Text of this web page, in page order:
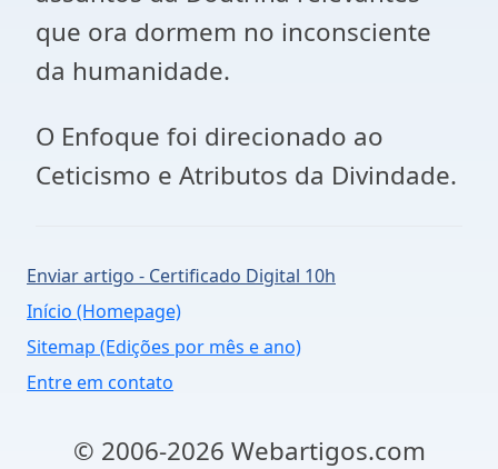
que ora dormem no inconsciente
da humanidade.
O Enfoque foi direcionado ao
Ceticismo e Atributos da Divindade.
Enviar artigo - Certificado Digital 10h
Início (Homepage)
Sitemap (Edições por mês e ano)
Entre em contato
© 2006-2026 Webartigos.com